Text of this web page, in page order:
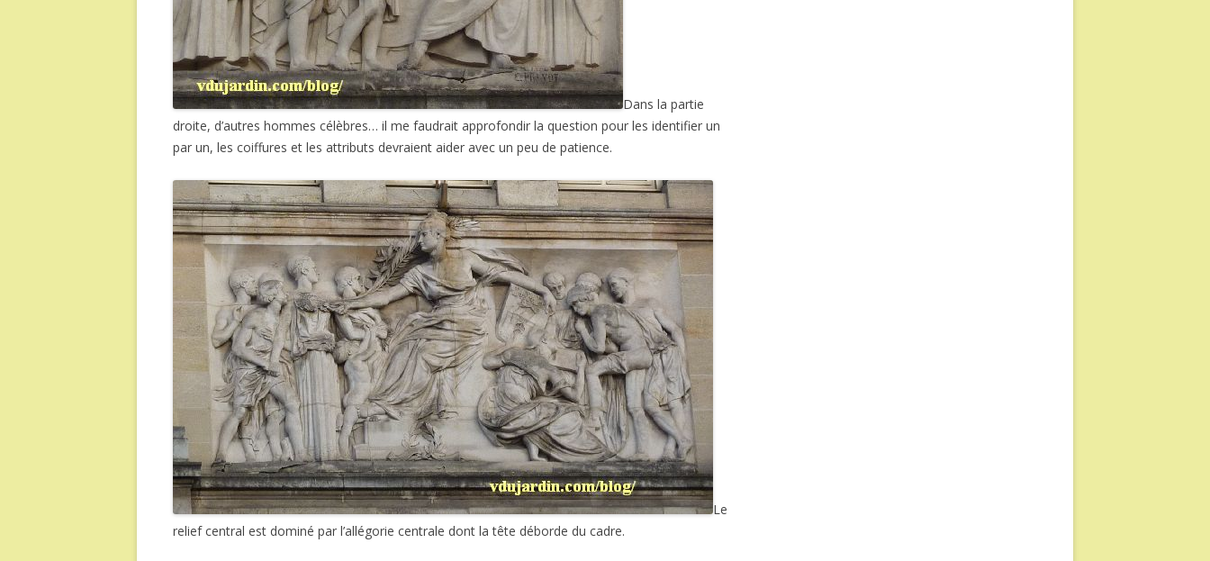
Dans la partie
droite, d’autres hommes célèbres… il me faudrait approfondir la question pour les identifier un
par un, les coiffures et les attributs devraient aider avec un peu de patience.
Le
relief central est dominé par l’allégorie centrale dont la tête déborde du cadre.